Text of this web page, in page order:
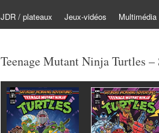
Tortuepédia
L'encyclopédie des Tortues Ninja !
JDR / plateaux Jeux-vidéos Multimédia
Teenage Mutant Ninja Turtles